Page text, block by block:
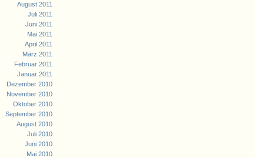
August 2011
Juli 2011
Juni 2011
Mai 2011
April 2011
März 2011
Februar 2011
Januar 2011
Dezember 2010
November 2010
Oktober 2010
September 2010
August 2010
Juli 2010
Juni 2010
Mai 2010